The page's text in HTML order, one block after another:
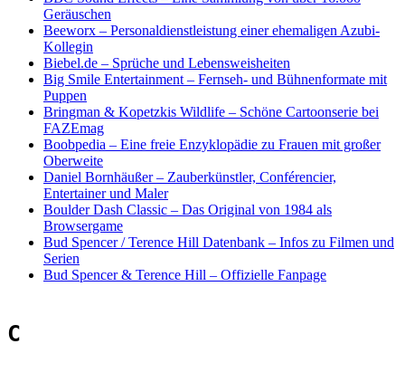
Geräuschen
Beeworx – Personaldienstleistung einer ehemaligen Azubi-
Kollegin
Biebel.de – Sprüche und Lebensweisheiten
Big Smile Entertainment – Fernseh- und Bühnenformate mit
Puppen
Bringman & Kopetzkis Wildlife – Schöne Cartoonserie bei
FAZEmag
Boobpedia – Eine freie Enzyklopädie zu Frauen mit großer
Oberweite
Daniel Bornhäußer– Zauberkünstler, Conférencier,
Entertainer und Maler
Boulder Dash Classic – Das Original von 1984 als
Browsergame
Bud Spencer / Terence Hill Datenbank – Infos zu Filmen und
Serien
Bud Spencer & Terence Hill – Offizielle Fanpage
C